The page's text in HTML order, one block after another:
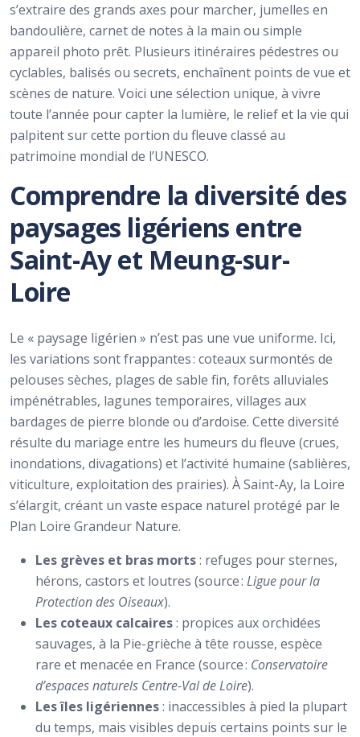
s’extraire des grands axes pour marcher, jumelles en
bandoulière, carnet de notes à la main ou simple
appareil photo prêt. Plusieurs itinéraires pédestres ou
cyclables, balisés ou secrets, enchaînent points de vue et
scènes de nature. Voici une sélection unique, à vivre
toute l’année pour capter la lumière, le relief et la vie qui
palpitent sur cette portion du fleuve classé au
patrimoine mondial de l’UNESCO.
Comprendre la diversité des
paysages ligériens entre
Saint-Ay et Meung-sur-
Loire
Le « paysage ligérien » n’est pas une vue uniforme. Ici,
les variations sont frappantes : coteaux surmontés de
pelouses sèches, plages de sable fin, forêts alluviales
impénétrables, lagunes temporaires, villages aux
bardages de pierre blonde ou d’ardoise. Cette diversité
résulte du mariage entre les humeurs du fleuve (crues,
inondations, divagations) et l’activité humaine (sablières,
viticulture, exploitation des prairies). À Saint-Ay, la Loire
s’élargit, créant un vaste espace naturel protégé par le
Plan Loire Grandeur Nature.
Les grèves et bras morts: refuges pour sternes,
hérons, castors et loutres (source : Ligue pour la
Protection des Oiseaux).
Les coteaux calcaires: propices aux orchidées
sauvages, à la Pie-grièche à tête rousse, espèce
rare et menacée en France (source : Conservatoire
d’espaces naturels Centre-Val de Loire).
Les îles ligériennes: inaccessibles à pied la plupart
du temps, mais visibles depuis certains points sur le